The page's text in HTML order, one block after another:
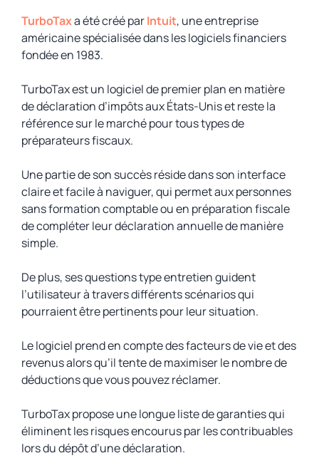
TurboTaxa été créé parIntuit, une entreprise
américaine spécialisée dans les logiciels financiers
fondée en 1983.
TurboTax est un logiciel de premier plan en matière
de déclaration d’impôts aux États-Unis et reste la
référence sur le marché pour tous types de
préparateurs fiscaux.
Une partie de son succès réside dans son interface
claire et facile à naviguer, qui permet aux personnes
sans formation comptable ou en préparation fiscale
de compléter leur déclaration annuelle de manière
simple.
De plus, ses questions type entretien guident
l’utilisateur à travers différents scénarios qui
pourraient être pertinents pour leur situation.
Le logiciel prend en compte des facteurs de vie et des
revenus alors qu’il tente de maximiser le nombre de
déductions que vous pouvez réclamer.
TurboTax propose une longue liste de garanties qui
éliminent les risques encourus par les contribuables
lors du dépôt d’une déclaration.